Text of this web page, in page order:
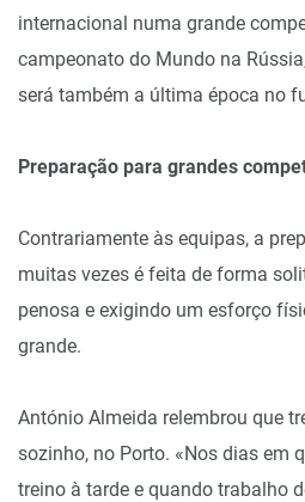
internacional numa grande
campeonato do Mundo na
será também a última época no
Preparação para grandes
Contrariamente às equipas, a
muitas vezes é feita de forma
penosa e exigindo um esforço
grande.
António Almeida relembrou que
sozinho, no Porto. «Nos dias em
treino à tarde e quando trabalho